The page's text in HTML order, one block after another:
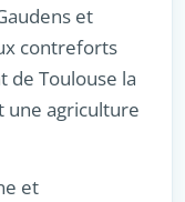
et
contreforts
de Toulouse la
une agriculture
et